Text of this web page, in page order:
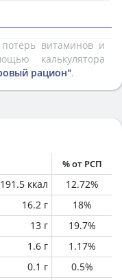
витаминов и
калькулятора
рацион".
% от РСП
191.5 ккал 12.72%
16.2 г 18%
13 г 19.7%
1.6 г 1.17%
0.1 г 0.5%